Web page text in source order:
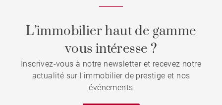
L’immobilier haut de gamme
vous intéresse ?
Inscrivez-vous à notre newsletter et recevez notre
actualité sur l'immobilier de prestige et nos
événements